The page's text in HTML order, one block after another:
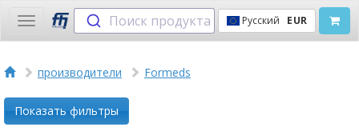
Toggle
navigation
Поиск продукта Русский EUR
производители Formeds
Показать фильтры